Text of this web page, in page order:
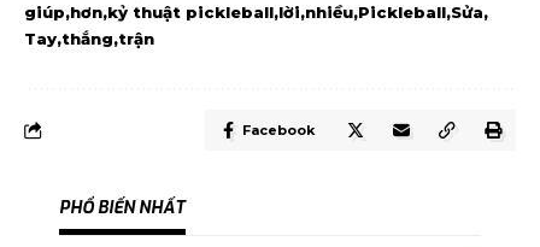
giúp hơn kỷ thuật pickleball lời nhiều Pickleball Sửa
Tay thắng trận
Facebook
PHỔ BIẾN NHẤT